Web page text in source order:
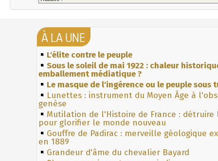
À LA UNE
L'élite contre le peuple
Sous le soleil de mai 1922 : chaleur
emballement médiatique ?
Le masque de l'ingérence ou le peuple sous
Lunettes : instrument du Moyen Âge à
genèse
Mutilation de l'Histoire de France : détruire
pour glorifier le monde nouveau
Gouffre de Padirac : merveille géologique
en 1889
Grandeur d'âme du chevalier Bayard